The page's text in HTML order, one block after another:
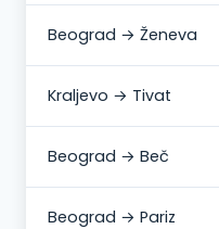
Beograd → Ženeva
Kraljevo → Tivat
Beograd → Beč
Beograd → Pariz